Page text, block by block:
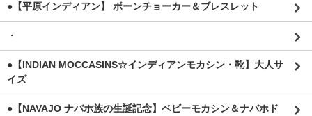
●【平原インディアン】 ボーンチョーカー＆ブレスレット
・
●【INDIAN MOCCASINS☆インディアンモカシン・靴】大人サ
イズ
●【NAVAJO ナバホ族の生誕記念】ベビーモカシン＆ナバホド